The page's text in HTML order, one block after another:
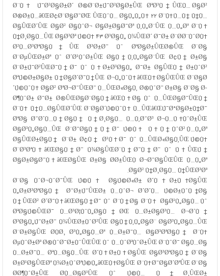
Ø¨Ù‡ Ú¯Ø²Ø§Ø±Ø´ Ø®Ø¨Ø±Ú¯Ø²Ø§Ø±ÛŒ ØªØ³Ù†ÛŒÙ… Ø§Ø²
Ø®Ø±Ù…â€ŒØ¢Ø¨Ø§Ø¯ØŒ ÛŒÙˆÙ… Ø§Ù„Ù„Ù‡ ۲۲ Ø¨Ù‡Ù…Ù† Ù†Ù…
Ø§ÛŒØ´ÛŒ Ø§Ø² Ø§ÙˆØ¬ Ø§Ø±Ø§Ø¯Øª Ù‚Ù„Ø¨ÛŒ Ù…Ù„Øª Ø¨Ù‡
Ù†Ø¸Ø§Ù…ÛŒ Ø§Ø³Øª Ú©Ù‡ ۴۳ Ø³Ø§Ù„ Ù¾ÛŒØ´ Ø¯Ø± Ø¨Ø­Ø¨ÙˆØ­Ù‡
Ø²Ù…Ø³ØªØ§Ù†ÛŒ Ø³Ø±Ø¯ Ùˆ ØªØ§Ø±ÛŒØ®ÛŒ Ø¨Ø§
Ø¨ØµÛŒØ±Øª Ùˆ Ø´Ø¹ÙˆØ±ÛŒ Ø§Ù†Ù‚Ù„Ø§Ø¨ÛŒ Ø¢Ù† Ø±Ø§
Ø¨Ø±Ú¯Ø²ÛŒØ¯Ù†Ø¯ Ùˆ Ù‡Ø±Ø³Ø§Ù„ Ø¯Ø± Ø§ÛŒÙ† Ø±ÙˆØ²
ØªÚ©Ø±Ø§Ø± Ù†Ø§Ø´Ø¯Ù†ÛŒ Ø¬Ù„ÙˆÙ‡â€ŒÙ‡Ø§ÛŒÛŒ Ø¨Ø§Ø
´Ú©ÙˆÙ‡ Ø§Ø² ØªØ¬Ø¯ÛŒØ¯ Ù…ÛŒØ«Ø§Ù‚ Ø®ÙˆØ¯ Ø±Ø§ Ø¨Ø§ Ø­
Ø¶ÙˆØ± Ø¯Ø± Ø®ÛŒØ§Ø¨Ø§Ù†â€ŒÙ‡Ø§ Ùˆ Ù…ÛŒØ§Ø¯ÛŒÙ†
Ø¨Ù‡ Ù†Ù…Ø§ÛŒØ´ÛŒ Ø¨Ø§Ø´Ú©ÙˆÙ‡ Ù…ÛŒâ€ŒÚ¯Ø°Ø§Ø±Ù†Ø¯
ØªØ§ Ø¯Ø´Ù…Ù†Ø§Ù† Ù†Ø¸Ø§Ù… Ù…Ù‚Ø¯Ø³ Ø¬Ù…Ù‡ÙˆØ±ÛŒ
Ø§Ø³Ù„Ø§Ù…ÛŒ Ø¨Ø¯Ø§Ù†Ù†Ø¯ Ú©Ù‡ Ù‡Ù†ÙˆØ² Ù…Ù„Øª
Ø§ÛŒØ±Ø§Ù† Ø¨Ø± Ø¢Ù† Ø¹Ù‡Ø¯ Ùˆ Ù…ÛŒØ«Ø§Ù‚ÛŒ Ú©Ù‡
Ø¨Ø³ØªÙ‡â€ŒØ§Ù†Ø¯ Ù¾Ø§ÛŒØ¨Ù†Ø¯Ù†Ø¯ Ùˆ Ù‡ÛŒÚ†
Ø§Ø±Ø§Ø¯Ù‡â€ŒØ§ÛŒ Ø±Ø§ Ø­Ø±ÛŒÙ Ø¬Ø¯Ø§ÛŒÛŒ Ù…Ù„Øª
Ø§Ø² Ù†Ø¸Ø§Ù… Ù†ÛŒØ³Øª.
Ø¨Ø§ ÙˆØ¬ÙˆØ¯ÛŒ Ú©Ù‡ Ø§Ú©Ø«Ø± Ø´Ù‡Ø±Ù‡Ø§ÛŒ
Ù„Ø±Ø³ØªØ§Ù† Ø¯Ø±Ú¯ÛŒØ± Ù…ÙˆØ¬ Ø´Ø´Ù… Ú©Ø±ÙˆÙ†Ø§
Ù†ÛŒØ² Ø´Ø¯Ù‡â€ŒØ§Ù†Ø¯ Ùˆ Ø¨Ù†Ø§ Ø¨Ù‡ Ø§Ø¹Ù„Ø§Ù… Ùˆ
ØªØ§Ú©ÛŒØ¯ Ù…Ø³Ø¦ÙˆÙ„Ø§Ù†ØŒ Ù…Ø±Ø§Ø³Ù… Ø¬Ø´Ù†
Ø³Ø§Ù„Ú¯Ø±Ø¯ Ù¾ÛŒØ±ÙˆØ²ÛŒ Ø§Ù†Ù‚Ù„Ø§Ø¨ Ø§Ø³Ù„Ø§Ù…ÛŒ
Ø¨Ø±Ø§ÛŒ Ø­ÙØ¸ Ø³Ù„Ø§Ù…Øª Ù…Ø±Ø¯Ù… Ø§Ø³ØªØ§Ù† Ø¨Ù‡
ØµÙˆØ±Øª Ø®ÙˆØ¯Ø±ÙˆÛŒÛŒ Ùˆ Ù…ÙˆØªÙˆØ±ÛŒ Ø¨ÙˆØ¯ Ø§Ù…Ø§
Ù…Ø±Ø¯Ù… ØªÙ…Ø§Ù…ÛŒ Ø´Ù‡Ø±Ù‡Ø§ÛŒ Ø§Ø³ØªØ§Ù† Ø¨Ø§
Ø±Ø¹Ø§ÛŒØª Ù¾Ø±ÙˆØªÚ©Ù„â€ŒÙ‡Ø§ÛŒ Ø¨Ù‡Ø¯Ø§Ø´ØªÛŒ Ø¨Ø§
Ø­Ø¶ÙˆØ±ÛŒ Ø­Ù…Ø§Ø³ÛŒ Ùˆ Ú©Ù… Ù†Ø¸ÛŒØ±